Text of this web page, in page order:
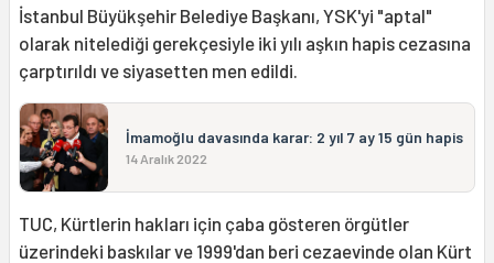
İstanbul Büyükşehir Belediye Başkanı, YSK'yi "aptal"
olarak nitelediği gerekçesiyle iki yılı aşkın hapis cezasına
çarptırıldı ve siyasetten men edildi.
İmamoğlu davasında karar: 2 yıl 7 ay 15 gün hapis
14 Aralık 2022
TUC, Kürtlerin hakları için çaba gösteren örgütler
üzerindeki baskılar ve 1999'dan beri cezaevinde olan Kürt